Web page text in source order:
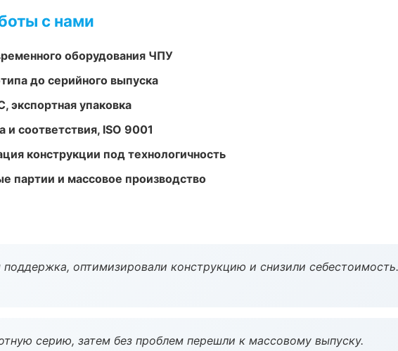
с нами
оборудования ЧПУ
до серийного выпуска
экспортная упаковка
соответствия, ISO 9001
конструкции под технологичность
партии и массовое производство
оптимизировали конструкцию и снизили себестоимость.
серию, затем без проблем перешли к массовому выпуску.